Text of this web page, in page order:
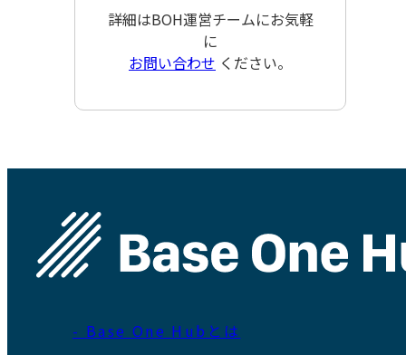
詳細はBOH運営チームにお気軽
に
お問い合わせ ください。
- Base One Hubとは